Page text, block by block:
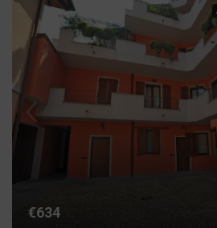
€634